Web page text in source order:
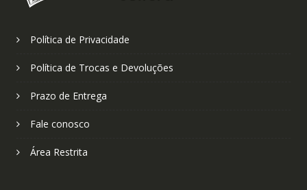
Política de Privacidade
Política de Trocas e Devoluções
Prazo de Entrega
Fale conosco
Área Restrita